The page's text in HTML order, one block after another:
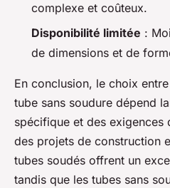
complexe et coûteux.
Disponibilité limitée :
de dimensions et de
En conclusion, le choix
tube sans soudure dépend
spécifique et des exigences
des projets de construction
tubes soudés offrent un
tandis que les tubes sans